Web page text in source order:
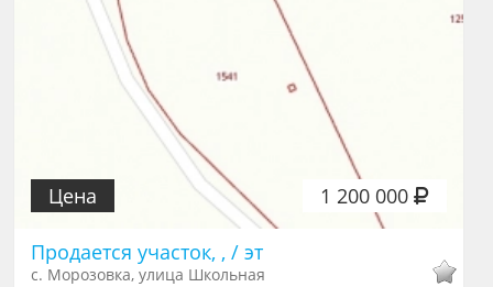
1 200 000
Цена
Продается участок, , / эт
с. Морозовка, улица Школьная